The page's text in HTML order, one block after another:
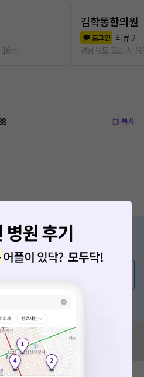
16m
김학동한의원
로그인 리뷰 2
경상북도 포항시
복사
한 점이 있나요?
접 답해드려요!
에 다양한 게시글 보러가기
나요?